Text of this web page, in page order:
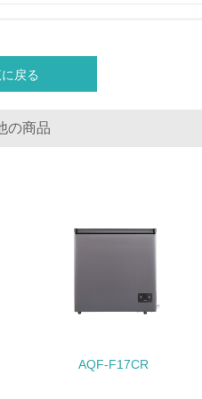
の排出量削減の取り組みを行っ
具体的な削減目標や計画を立て
適正処理を行っている
いる
戻る
の商品
AQF-F17CR